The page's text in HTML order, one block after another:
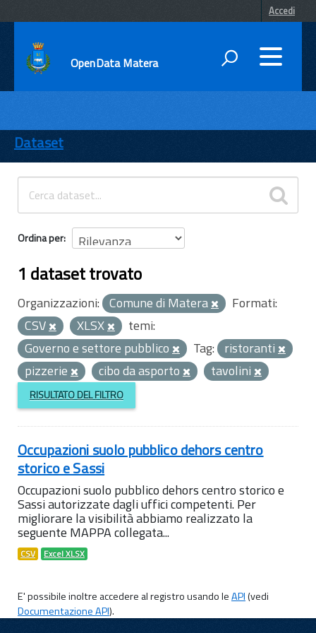
Accedi
OpenData Matera
ENTI
TEMI
INFORMAZIONI
Dataset
Ordina per
1 dataset trovato
Organizzazioni: Comune di Matera
Formati:
CSV
XLSX
temi:
Governo e settore pubblico
Tag: ristoranti
pizzerie
cibo da asporto tavolini
RISULTATO DEL FILTRO
Occupazioni suolo pubblico dehors centro
storico e Sassi
Occupazioni suolo pubblico dehors centro storico e
Sassi autorizzate dagli uffici competenti. Per
migliorare la visibilità abbiamo realizzato la
seguente MAPPA collegata...
CSV Excel XLSX
E' possibile inoltre accedere al registro usando leAPI(vedi
Documentazione API).